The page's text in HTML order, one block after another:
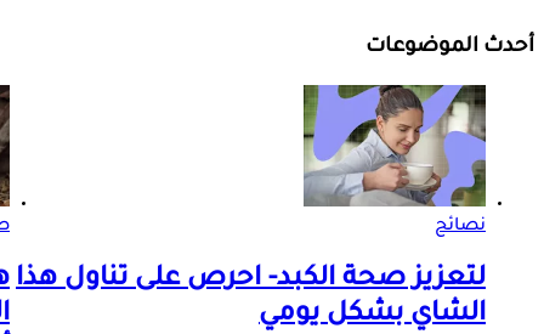
أحدث الموضوعات
نصائح
لتعزيز صحة الكبد- احرص على تناول هذا
الشاي بشكل يومي